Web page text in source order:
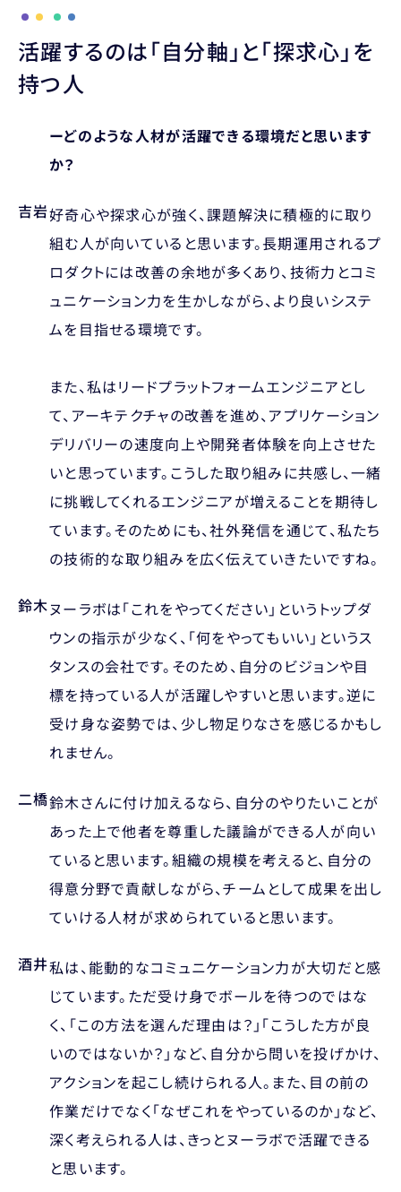
活躍するのは「自分軸」と「探求心」を
持つ人
ーどのような人材が活躍できる環境だと思います
か？
吉岩好奇心や探求心が強く、課題解決に積極的に取り
組む人が向いていると思います。長期運用されるプ
ロダクトには改善の余地が多くあり、技術力とコミ
ュニケーション力を生かしながら、より良いシステ
ムを目指せる環境です。
また、私はリードプラットフォームエンジニアとし
て、アーキテクチャの改善を進め、アプリケーション
デリバリーの速度向上や開発者体験を向上させた
いと思っています。こうした取り組みに共感し、一緒
に挑戦してくれるエンジニアが増えることを期待し
ています。そのためにも、社外発信を通じて、私たち
の技術的な取り組みを広く伝えていきたいですね。
鈴木ヌーラボは「これをやってください」というトップダ
ウンの指示が少なく、「何をやってもいい」というス
タンスの会社です。そのため、自分のビジョンや目
標を持っている人が活躍しやすいと思います。逆に
受け身な姿勢では、少し物足りなさを感じるかもし
れません。
二橋鈴木さんに付け加えるなら、自分のやりたいことが
あった上で他者を尊重した議論ができる人が向い
ていると思います。組織の規模を考えると、自分の
得意分野で貢献しながら、チームとして成果を出し
ていける人材が求められていると思います。
酒井私は、能動的なコミュニケーション力が大切だと感
じています。ただ受け身でボールを待つのではな
く、「この方法を選んだ理由は？」「こうした方が良
いのではないか？」など、自分から問いを投げかけ、
アクションを起こし続けられる人。また、目の前の
作業だけでなく「なぜこれをやっているのか」など、
深く考えられる人は、きっとヌーラボで活躍できる
と思います。